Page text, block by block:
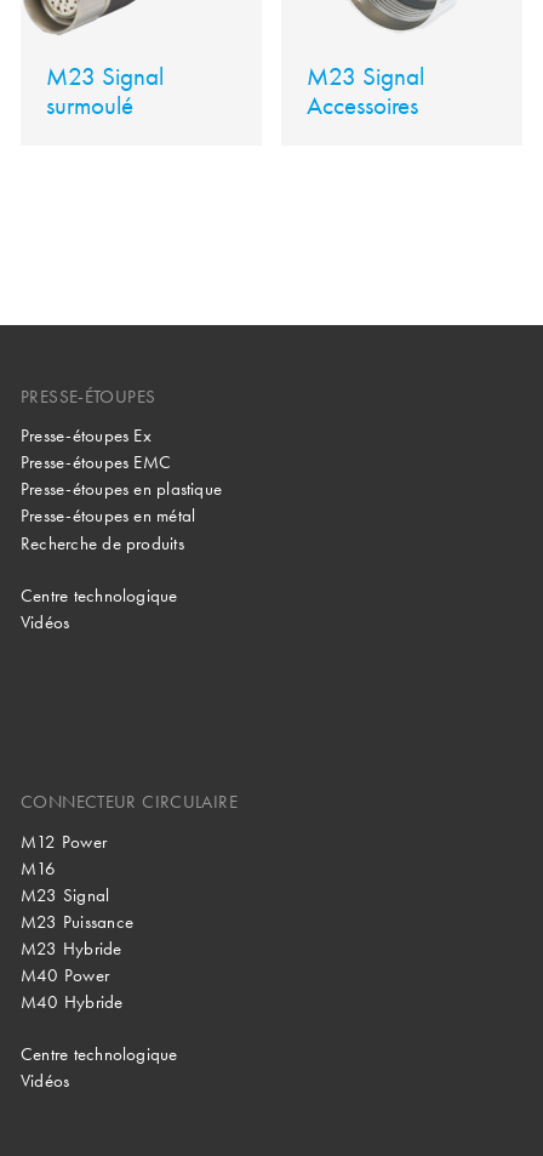
M23 Signal
surmoulé
M23 Signal
Accessoires
PRESSE-ÉTOUPES
Presse-étoupes Ex
Presse-étoupes EMC
Presse-étoupes en plastique
Presse-étoupes en métal
Recherche de produits
Centre technologique
Vidéos
CONNECTEUR CIRCULAIRE
M12 Power
M16
M23 Signal
M23 Puissance
M23 Hybride
M40 Power
M40 Hybride
Centre technologique
Vidéos